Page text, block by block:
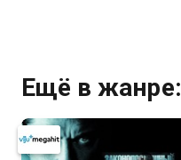
Ещё в жанре: